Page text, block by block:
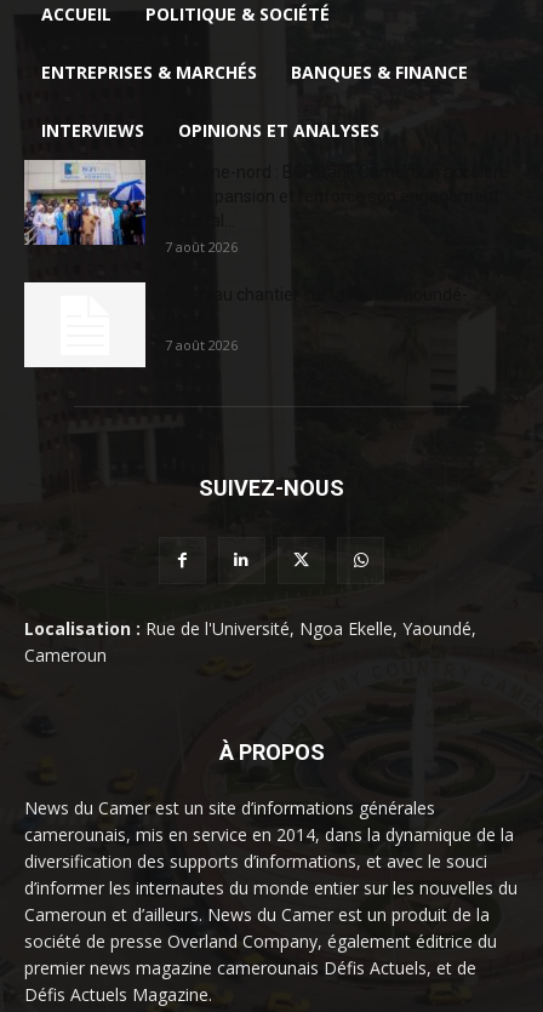
ACCUEIL POLITIQUE & SOCIÉTÉ
ENTREPRISES & MARCHÉS BANQUES & FINANCE
INTERVIEWS OPINIONS ET ANALYSES
7 août 2026
7 août 2026
SUIVEZ-NOUS
Localisation : Rue de l'Université, Ngoa Ekelle, Yaoundé,
Cameroun
À PROPOS
News du Camer est un site d’informations générales
camerounais, mis en service en 2014, dans la dynamique de la
diversification des supports d’informations, et avec le souci
d’informer les internautes du monde entier sur les nouvelles du
Cameroun et d’ailleurs. News du Camer est un produit de la
société de presse Overland Company, également éditrice du
premier news magazine camerounais Défis Actuels, et de
Défis Actuels Magazine.